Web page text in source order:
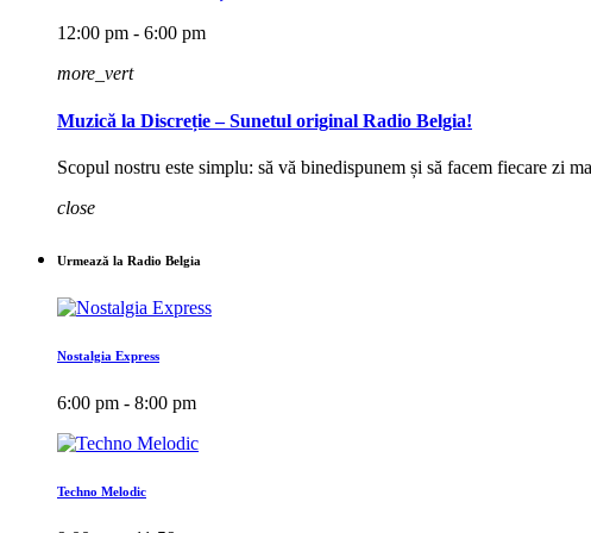
12:00 pm - 6:00 pm
more_vert
Muzică la Discreție – Sunetul original Radio Belgia!
Scopul nostru este simplu: să vă binedispunem și să facem fiecare zi
close
Urmează la Radio Belgia
Nostalgia Express
6:00 pm - 8:00 pm
Techno Melodic